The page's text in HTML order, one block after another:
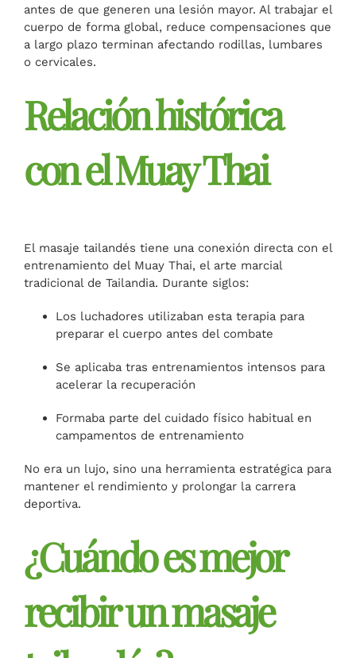
antes de que generen una lesión mayor. Al trabajar el
cuerpo de forma global, reduce compensaciones que
a largo plazo terminan afectando rodillas, lumbares
o cervicales.
Relación histórica
con el Muay Thai
El masaje tailandés tiene una conexión directa con el
entrenamiento del Muay Thai, el arte marcial
tradicional de Tailandia. Durante siglos:
Los luchadores utilizaban esta terapia para
preparar el cuerpo antes del combate
Se aplicaba tras entrenamientos intensos para
acelerar la recuperación
Formaba parte del cuidado físico habitual en
campamentos de entrenamiento
No era un lujo, sino una herramienta estratégica para
mantener el rendimiento y prolongar la carrera
deportiva.
¿Cuándo es mejor
recibir un masaje